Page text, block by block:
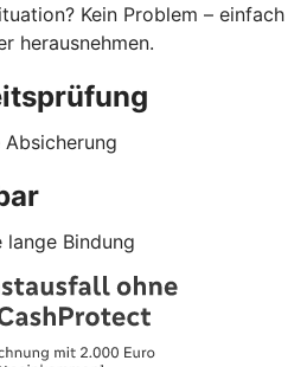
Kein Problem – einfach
herausnehmen.
Bindung